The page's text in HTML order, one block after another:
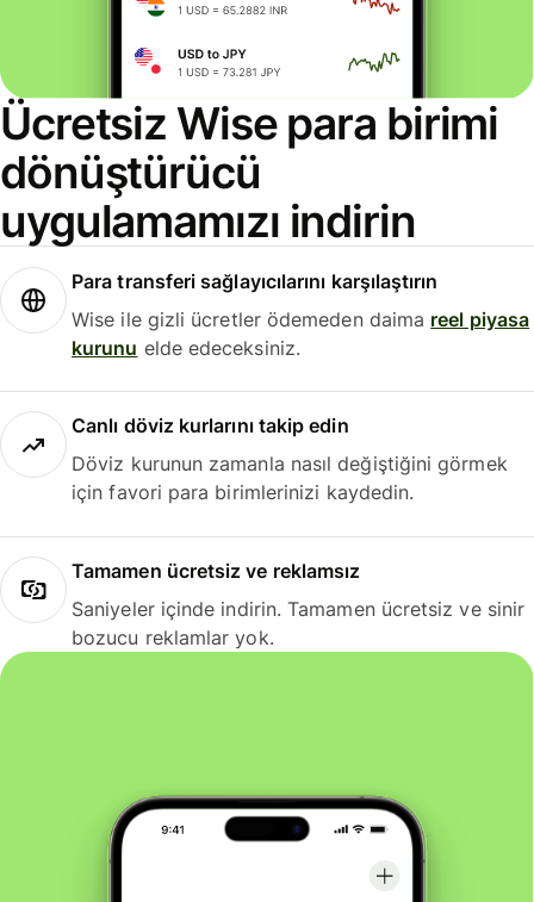
Ücretsiz Wise para birimi
dönüştürücü
uygulamamızı indirin
Para transferi sağlayıcılarını karşılaştırın
Wise ile gizli ücretler ödemeden daima reel piyasa
kurunu elde edeceksiniz.
Canlı döviz kurlarını takip edin
Döviz kurunun zamanla nasıl değiştiğini görmek
için favori para birimlerinizi kaydedin.
Tamamen ücretsiz ve reklamsız
Saniyeler içinde indirin. Tamamen ücretsiz ve sinir
bozucu reklamlar yok.